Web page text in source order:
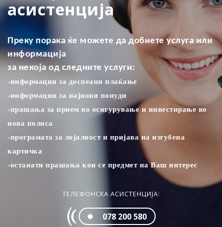
асистенција
Преку порака ќе можете да добиете услуга или
информација
за некоја од следните услуги:
-информации за доспеани плаќањe
-информации за најнови понуди
-прашања за прием во осигурување и инвестирање во
нова полиса
-програмата за лојалност и пријава на изгубена
картичка
-останати прашања кои се предмет на Ваш интерес
ТЕЛЕФОНСКА АСИСТЕНЦИЈА:
078 200 580